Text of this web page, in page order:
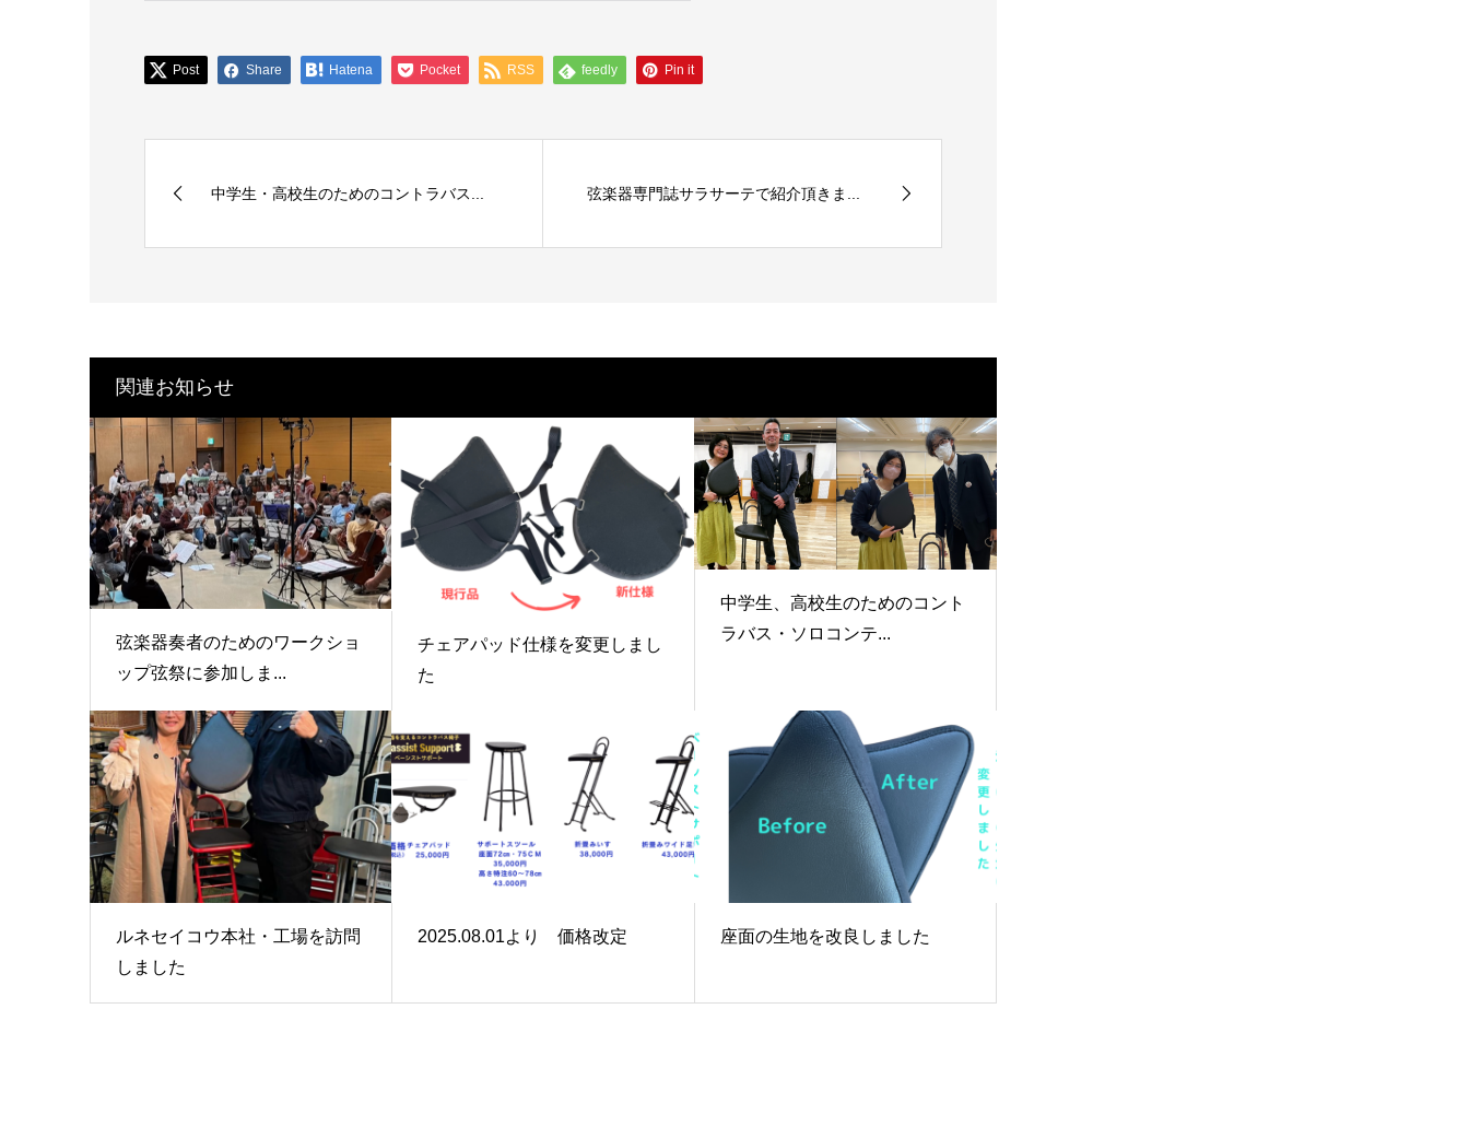
Post Share Hatena Pocket RSS feedly Pin it
中学生・高校生のためのコントラバス... 弦楽器専門誌サラサーテで紹介頂きま...
関連お知らせ
弦楽器奏者のためのワークショ
ップ弦祭に参加しま...
チェアパッド仕様を変更しまし
た
中学生、高校生のためのコント
ラバス・ソロコンテ...
ルネセイコウ本社・工場を訪問
しました
2025.08.01より 価格改定 座面の生地を改良しました